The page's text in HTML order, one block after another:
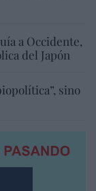
a Occidente,
del Japón
sino